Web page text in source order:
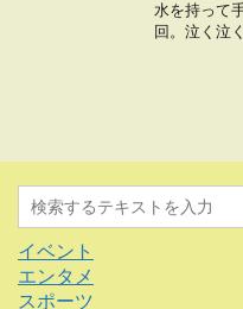
水を持って
回。泣く泣
イベント
エンタメ
スポーツ